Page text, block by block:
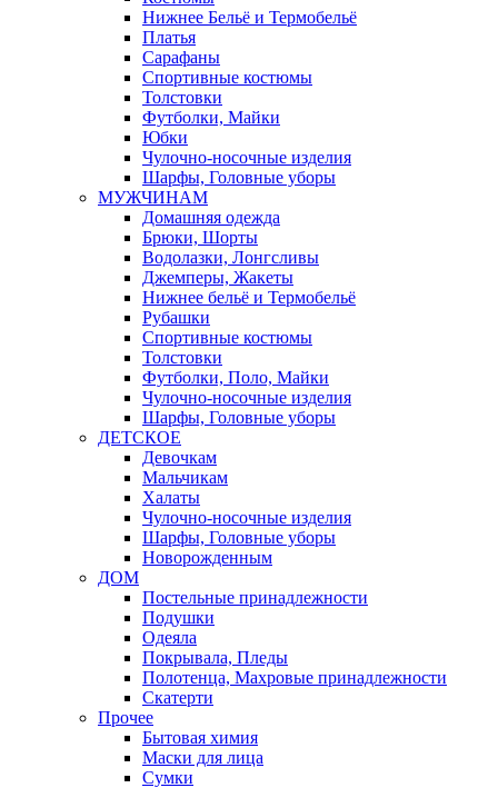
Нижнее Бельё и Термобельё
Платья
Сарафаны
Спортивные костюмы
Толстовки
Футболки, Майки
Юбки
Чулочно-носочные изделия
Шарфы, Головные уборы
МУЖЧИНАМ
Домашняя одежда
Брюки, Шорты
Водолазки, Лонгсливы
Джемперы, Жакеты
Нижнее бельё и Термобельё
Рубашки
Спортивные костюмы
Толстовки
Футболки, Поло, Майки
Чулочно-носочные изделия
Шарфы, Головные уборы
ДЕТСКОЕ
Девочкам
Мальчикам
Халаты
Чулочно-носочные изделия
Шарфы, Головные уборы
Новорожденным
ДОМ
Постельные принадлежности
Подушки
Одеяла
Покрывала, Пледы
Полотенца, Махровые принадлежности
Скатерти
Прочее
Бытовая химия
Маски для лица
Сумки